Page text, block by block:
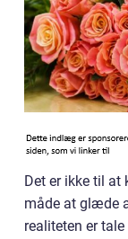
Det er ikke til at
måde at glæde
realiteten er